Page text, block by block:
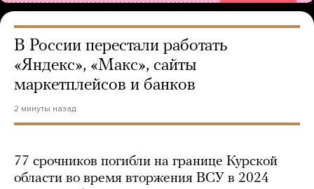
В России перестали работать
«Яндекс», «Макс», сайты
маркетплейсов и банков
2 минуты назад
77 срочников погибли на границе Курской
области во время вторжения ВСУ в 2024